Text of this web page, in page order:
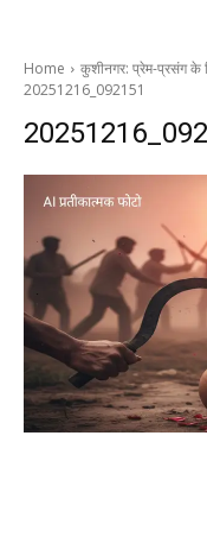
Home
कुशीनगर: प्रेम-प्रसंग के
20251216_092151